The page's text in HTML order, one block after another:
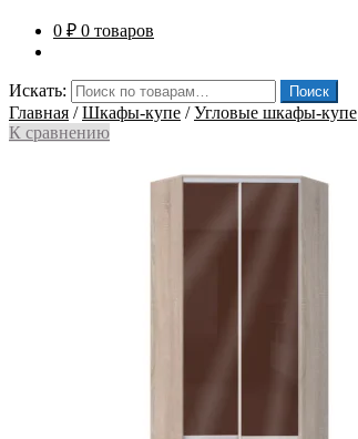
0 ₽ 0 товаров
Искать: Поиск
Главная /Шкафы-купе /Угловые шкафы-купе
К сравнению